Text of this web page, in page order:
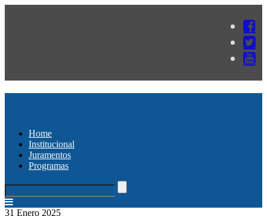
Home
Institucional
Juramentos
Programas
31 Enero 2025